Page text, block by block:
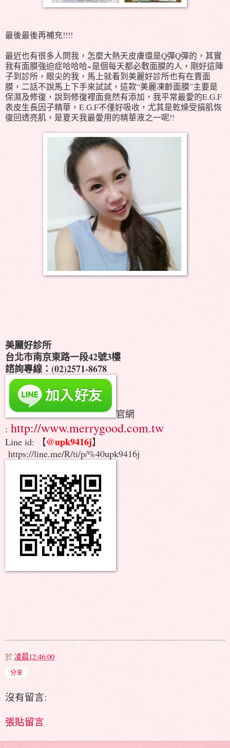
最後最後再補充!!!!
最近也有很多人問我，怎麼大熱天皮膚還是Q彈Q彈的，其實
我有面膜強迫症哈哈哈~是個每天都必敷面膜的人，剛好這陣
子到診所，眼尖的我，馬上就看到美麗好診所也有在賣面
膜，二話不說馬上下手來試試，這款“美麗凍齡面膜”主要是
保濕及修復，說到修復裡面竟然有添加，我平常最愛的E.G.F
表皮生長因子精華，E.G.F不僅好吸收，尤其是乾燥受損肌恢
復回透亮肌，是夏天我最愛用的精華液之一呢!!
美麗好診所
台北市南京東路一段42號3樓
諮詢專線：(02)2571-8678
官網
: http://www.merrygood.com.tw
Line id: 【@upk9416j】
https://line.me/R/ti/p/%40upk9416j
於 凌晨12:46:00
分享
沒有留言:
張貼留言